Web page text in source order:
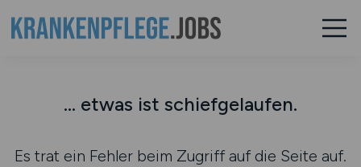
... etwas ist schiefgelaufen.
Es trat ein Fehler beim Zugriff auf die Seite auf.